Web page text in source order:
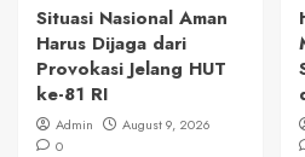
Situasi Nasional Aman
Harus Dijaga dari
Provokasi Jelang HUT
ke-81 RI
Admin
August 9, 2026
0